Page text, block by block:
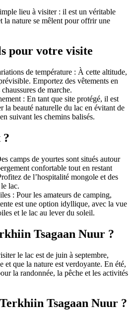
lieu à visiter : il est un véritable
la nature se mêlent pour offrir une
pour votre visite
de température : À cette altitude,
Emportez des vêtements en
de marche.
: En tant que site protégé, il est
la beauté naturelle du lac en évitant de
suivant les chemins balisés.
?
camps de yourtes sont situés autour
confortable tout en restant
de l’hospitalité mongole et des
lac.
: Pour les amateurs de camping,
est une option idyllique, avec la vue
et le lac au lever du soleil.
Tsagaan Nuur ?
le lac est de juin à septembre,
et que la nature est verdoyante. En été,
la randonnée, la pêche et les activités
Tsagaan Nuur ?